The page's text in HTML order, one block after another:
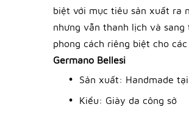
biệt với mục tiêu sản xuất ra
nhưng vẫn thanh lịch và
phong cách riêng biệt cho
Germano Bellesi
Sản xuất: Handmade
Kiểu: Giày da công sở